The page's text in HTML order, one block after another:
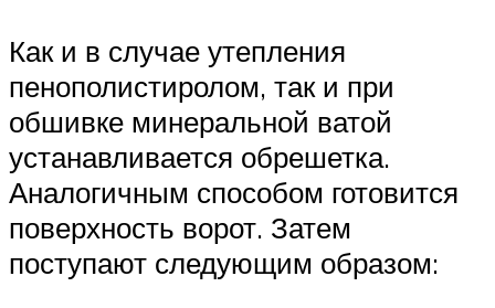
Как и в случае утепления
пенополистиролом, так и при
обшивке минеральной ватой
устанавливается обрешетка.
Аналогичным способом готовится
поверхность ворот. Затем
поступают следующим образом: